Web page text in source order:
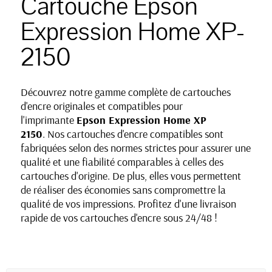
Expression Home XP-
2150
Découvrez notre gamme complète de cartouches
d'encre originales et compatibles pour
l'imprimante Epson Expression Home XP
2150. Nos cartouches d'encre compatibles sont
fabriquées selon des normes strictes pour assurer une
qualité et une fiabilité comparables à celles des
cartouches d'origine. De plus, elles vous permettent
de réaliser des économies sans compromettre la
qualité de vos impressions. Profitez d'une livraison
rapide de vos cartouches d'encre sous 24/48 !